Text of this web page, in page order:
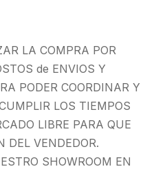
LA COMPRA POR
de ENVIOS Y
PODER COORDINAR Y
LOS TIEMPOS
LIBRE PARA QUE
DEL VENDEDOR.
SHOWROOM EN